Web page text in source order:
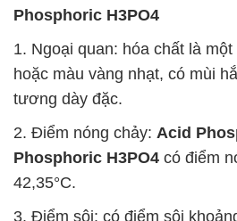
Phosphoric H3PO4
1. Ngoại quan: hóa chất là
hoặc màu vàng nhạt, có mùi
tương dày đặc.
2. Điểm nóng chảy: Acid
Phosphoric H3PO4 có điểm
42,35°C.
3. Điểm sôi: có điểm sôi